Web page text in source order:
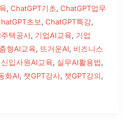
, ChatGPT기초, ChatGPT업무
초보, ChatGPT특강,
택공사, 기업AI교육, 기업
형AI교육, 뜨거운AI, 비즈니스
신입사원AI교육, 실무AI활용법,
화AI, 챗GPT강사, 챗GPT강의,